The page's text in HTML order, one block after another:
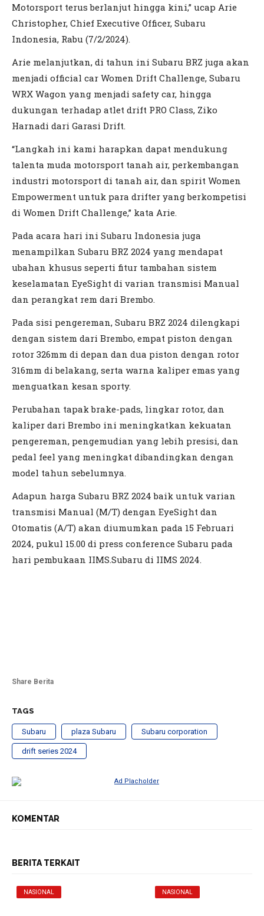
Motorsport terus berlanjut hingga kini,” ucap Arie
Christopher, Chief Executive Officer, Subaru
Indonesia, Rabu (7/2/2024).
Arie melanjutkan, di tahun ini Subaru BRZ juga akan
menjadi official car Women Drift Challenge, Subaru
WRX Wagon yang menjadi safety car, hingga
dukungan terhadap atlet drift PRO Class, Ziko
Harnadi dari Garasi Drift.
“Langkah ini kami harapkan dapat mendukung
talenta muda motorsport tanah air, perkembangan
industri motorsport di tanah air, dan spirit Women
Empowerment untuk para drifter yang berkompetisi
di Women Drift Challenge,” kata Arie.
Pada acara hari ini Subaru Indonesia juga
menampilkan Subaru BRZ 2024 yang mendapat
ubahan khusus seperti fitur tambahan sistem
keselamatan EyeSight di varian transmisi Manual
dan perangkat rem dari Brembo.
Pada sisi pengereman, Subaru BRZ 2024 dilengkapi
dengan sistem dari Brembo, empat piston dengan
rotor 326mm di depan dan dua piston dengan rotor
316mm di belakang, serta warna kaliper emas yang
menguatkan kesan sporty.
Perubahan tapak brake-pads, lingkar rotor, dan
kaliper dari Brembo ini meningkatkan kekuatan
pengereman, pengemudian yang lebih presisi, dan
pedal feel yang meningkat dibandingkan dengan
model tahun sebelumnya.
Adapun harga Subaru BRZ 2024 baik untuk varian
transmisi Manual (M/T) dengan EyeSight dan
Otomatis (A/T) akan diumumkan pada 15 Februari
2024, pukul 15.00 di press conference Subaru pada
hari pembukaan IIMS.Subaru di IIMS 2024.
Share Berita
TAGS
Subaru plaza Subaru Subaru corporation
drift series 2024
KOMENTAR
BERITA TERKAIT
NASIONAL NASIONAL